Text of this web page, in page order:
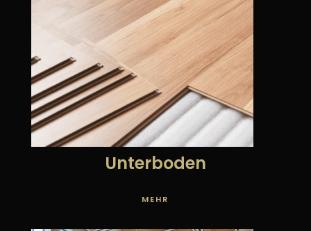
Unterboden
MEHR